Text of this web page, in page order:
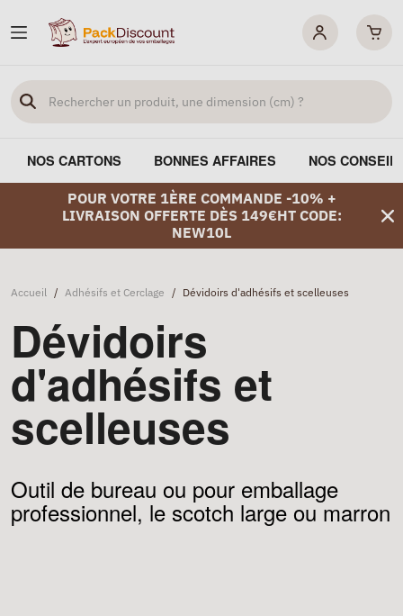
NOS CARTONS BONNES AFFAIRES NOS
POUR VOTRE 1ÈRE COMMANDE -10% +
LIVRAISON OFFERTE DÈS 149€HT CODE:
NEW10L
Accueil / Adhésifs et Cerclage / Dévidoirs d'adhésifs et scelleuses
Dévidoirs
d'adhésifs et
scelleuses
Outil de bureau ou pour emballage
professionnel, le scotch large ou marron